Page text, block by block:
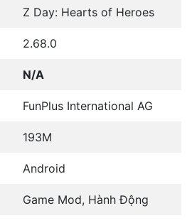
Z Day: Hearts of Heroes
2.68.0
N/A
FunPlus International AG
193M
Android
Game Mod, Hành Động